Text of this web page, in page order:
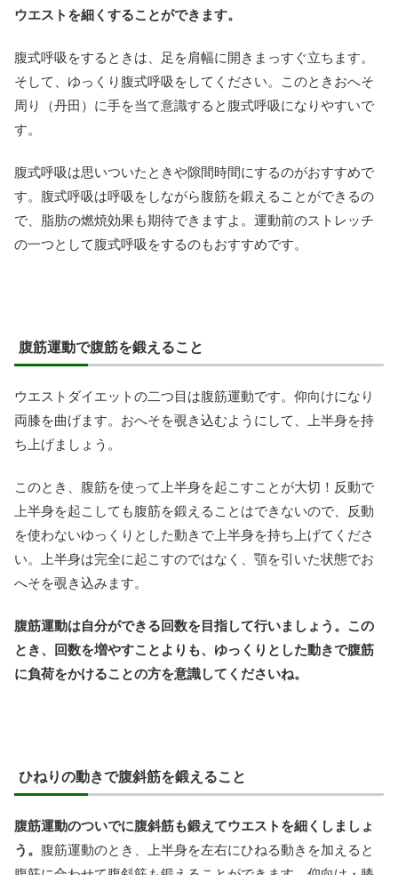
ウエストを細くすることができます。
腹式呼吸をするときは、足を肩幅に開きまっすぐ立ちます。
そして、ゆっくり腹式呼吸をしてください。このときおへそ
周り（丹田）に手を当て意識すると腹式呼吸になりやすいで
す。
腹式呼吸は思いついたときや隙間時間にするのがおすすめで
す。腹式呼吸は呼吸をしながら腹筋を鍛えることができるの
で、脂肪の燃焼効果も期待できますよ。運動前のストレッチ
の一つとして腹式呼吸をするのもおすすめです。
腹筋運動で腹筋を鍛えること
ウエストダイエットの二つ目は腹筋運動です。仰向けになり
両膝を曲げます。おへそを覗き込むようにして、上半身を持
ち上げましょう。
このとき、腹筋を使って上半身を起こすことが大切！反動で
上半身を起こしても腹筋を鍛えることはできないので、反動
を使わないゆっくりとした動きで上半身を持ち上げてくださ
い。上半身は完全に起こすのではなく、顎を引いた状態でお
へそを覗き込みます。
腹筋運動は自分ができる回数を目指して行いましょう。この
とき、回数を増やすことよりも、ゆっくりとした動きで腹筋
に負荷をかけることの方を意識してくださいね。
ひねりの動きで腹斜筋を鍛えること
腹筋運動のついでに腹斜筋も鍛えてウエストを細くしましょ
う。 腹筋運動のとき、上半身を左右にひねる動きを加えると